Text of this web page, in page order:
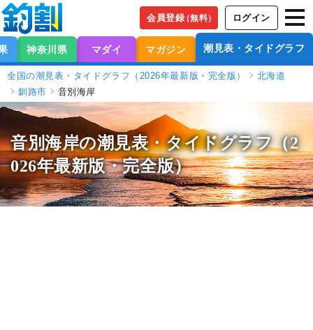
会員登録（無料） ログイン
神奈川県 マダイ マガジン 潮見表・タイドグラフ
全国の潮見表・タイドグラフ（2026年最新版・完全版）
北海道
釧路市
音別海岸
音別海岸の潮見表・タイドグラフ（2
026年最新版・完全版）